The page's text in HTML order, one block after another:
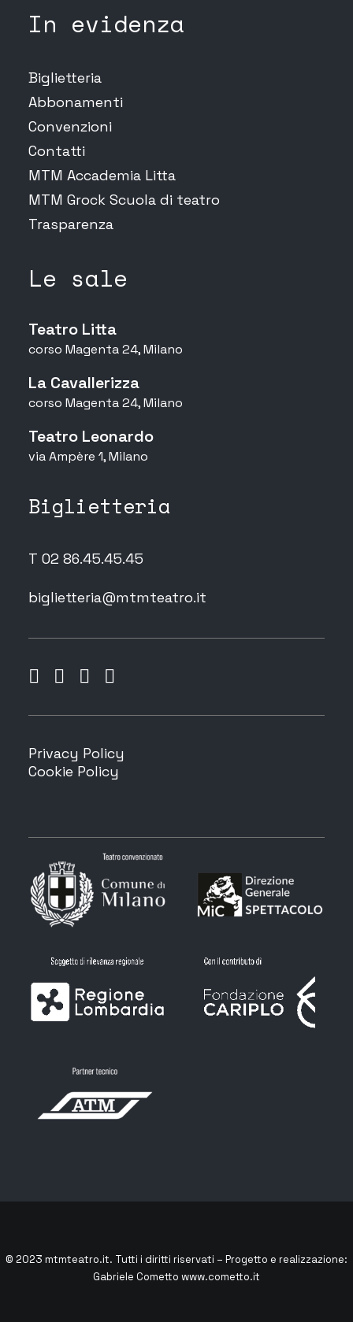
In evidenza
Biglietteria
Abbonamenti
Convenzioni
Contatti
MTM Accademia Litta
MTM Grock Scuola di teatro
Trasparenza
Le sale
Teatro Litta
corso Magenta 24, Milano
La Cavallerizza
corso Magenta 24, Milano
Teatro Leonardo
via Ampère 1, Milano
Biglietteria
T 02 86.45.45.45
biglietteria@mtmteatro.it
Privacy Policy
Cookie Policy
© 2023 mtmteatro.it. Tutti i diritti riservati – Progetto e realizzazione:
Gabriele Cometto www.cometto.it